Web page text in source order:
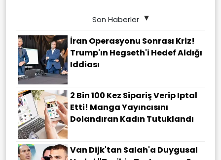
Son Haberler
İran Operasyonu Sonrası Kriz!
Trump'ın Hegseth'i Hedef Aldığı
Iddiası
2 Bin 100 Kez Sipariş Verip Iptal
Etti! Manga Yayıncısını
Dolandıran Kadın Tutuklandı
Van Dijk'tan Salah'a Duygusal